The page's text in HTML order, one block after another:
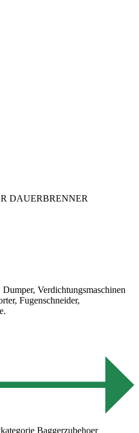
DAUERBRENNER
Verdichtungsmaschinen
Fugenschneider,